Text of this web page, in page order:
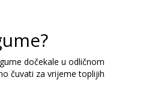
dočekale u odličnom
čuvati za vrijeme toplijih